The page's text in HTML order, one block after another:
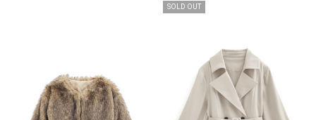
SOLD OUT